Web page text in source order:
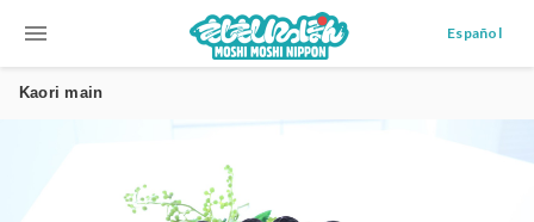
menu Español
Kaori main